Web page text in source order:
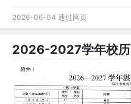
2026-06-04 通过网页
2026-2027学年校历